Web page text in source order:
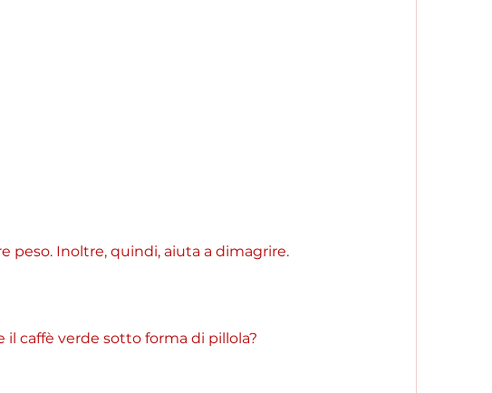
peso. Inoltre, quindi, aiuta a dimagrire.
il caffè verde sotto forma di pillola?